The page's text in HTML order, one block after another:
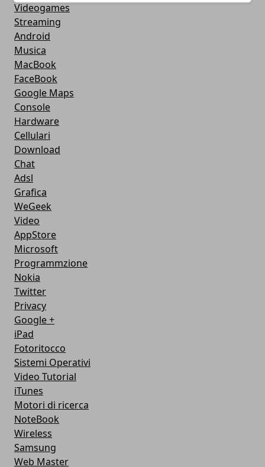
Videogames
Streaming
Android
Musica
MacBook
FaceBook
Google Maps
Console
Hardware
Cellulari
Download
Chat
Adsl
Grafica
WeGeek
Video
AppStore
Microsoft
Programmzione
Nokia
Twitter
Privacy
Google +
iPad
Fotoritocco
Sistemi Operativi
Video Tutorial
iTunes
Motori di ricerca
NoteBook
Wireless
Samsung
Web Master